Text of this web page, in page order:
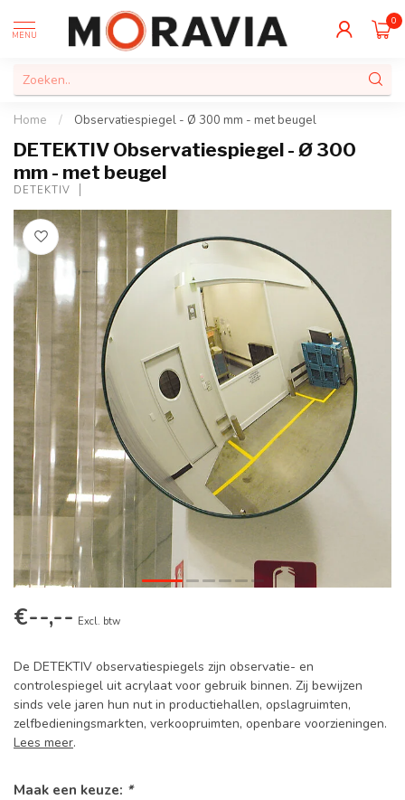
MENU
0
Home / Observatiespiegel - Ø 300 mm - met beugel
DETEKTIV Observatiespiegel - Ø 300
mm - met beugel
DETEKTIV
€--,-- Excl. btw
De DETEKTIV observatiespiegels zijn observatie- en
controlespiegel uit acrylaat voor gebruik binnen. Zij bewijzen
sinds vele jaren hun nut in productiehallen, opslagruimten,
zelfbedieningsmarkten, verkoopruimten, openbare voorzieningen.
Lees meer.
Maak een keuze: *